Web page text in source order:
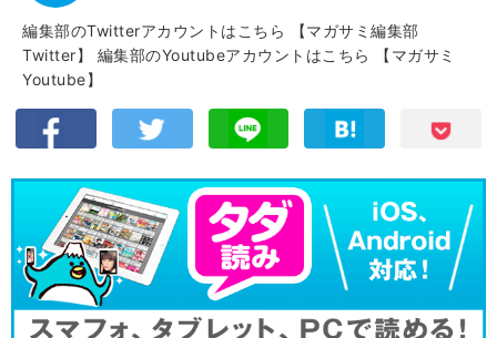
編集部のTwitterアカウントはこちら
【マガサミ編集部
Twitter】
編集部のYoutubeアカウントはこちら
【マガサミ
Youtube】